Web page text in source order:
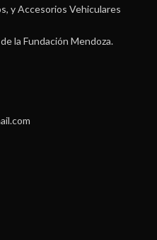
y Accesorios Vehiculares
la Fundación Mendoza.